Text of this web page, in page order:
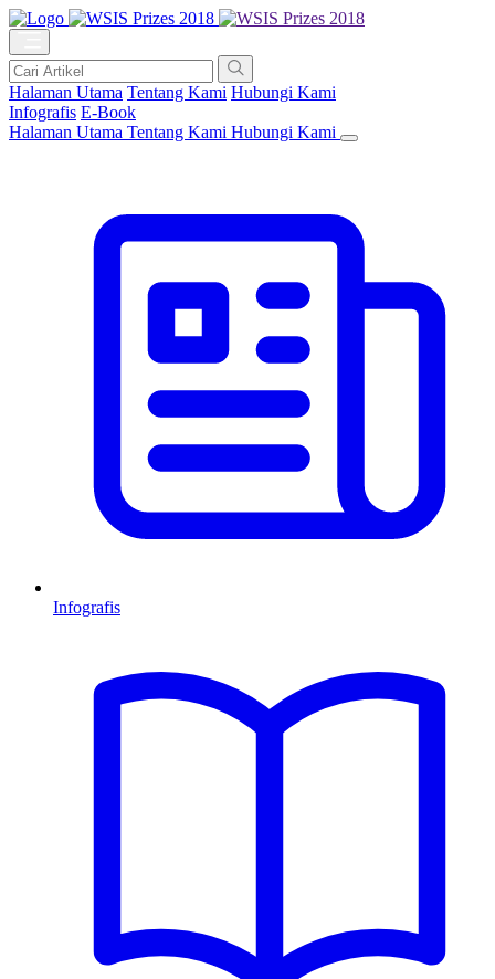
Halaman Utama Tentang Kami Hubungi Kami
Infografis E-Book
Halaman Utama Tentang Kami Hubungi Kami
Infografis